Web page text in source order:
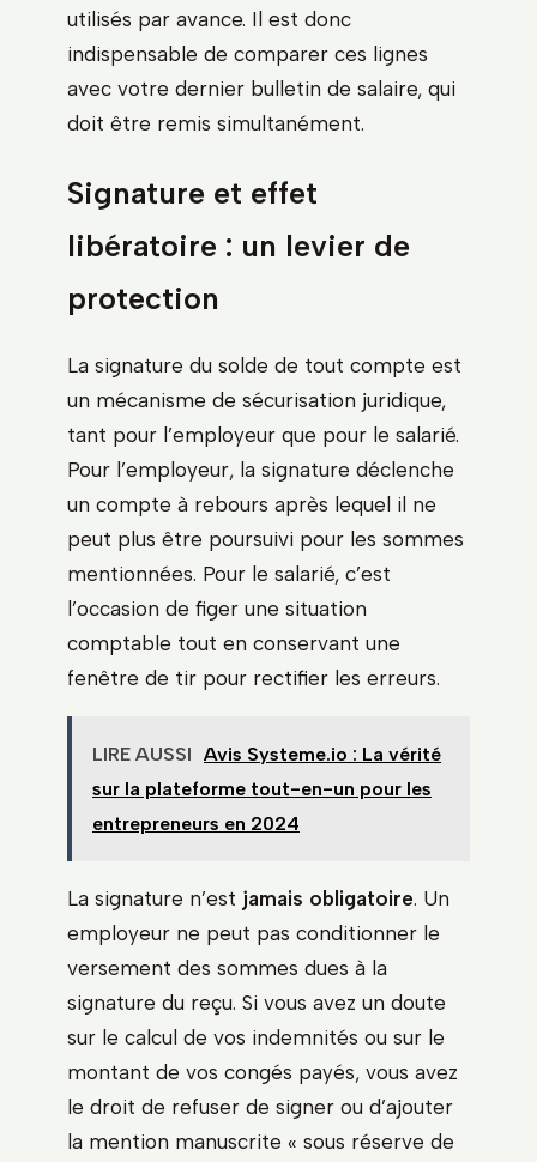
utilisés par avance. Il est donc
indispensable de comparer ces lignes
avec votre dernier bulletin de salaire, qui
doit être remis simultanément.
Signature et effet
libératoire : un levier de
protection
La signature du solde de tout compte est
un mécanisme de sécurisation juridique,
tant pour l’employeur que pour le salarié.
Pour l’employeur, la signature déclenche
un compte à rebours après lequel il ne
peut plus être poursuivi pour les sommes
mentionnées. Pour le salarié, c’est
l’occasion de figer une situation
comptable tout en conservant une
fenêtre de tir pour rectifier les erreurs.
LIRE AUSSI Avis Systeme.io : La vérité
sur la plateforme tout-en-un pour les
entrepreneurs en 2024
La signature n’est jamais obligatoire. Un
employeur ne peut pas conditionner le
versement des sommes dues à la
signature du reçu. Si vous avez un doute
sur le calcul de vos indemnités ou sur le
montant de vos congés payés, vous avez
le droit de refuser de signer ou d’ajouter
la mention manuscrite « sous réserve de